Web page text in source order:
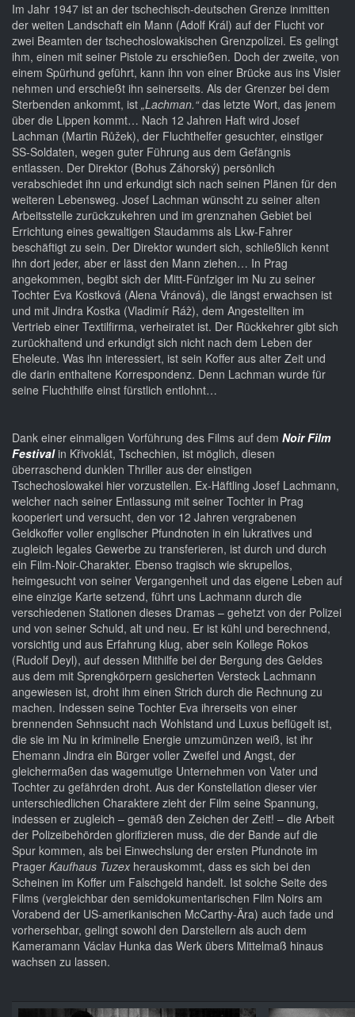
Im Jahr 1947 ist an der tschechisch-deutschen Grenze inmitten
der weiten Landschaft ein Mann (Adolf Král) auf der Flucht vor
zwei Beamten der tschechoslowakischen Grenzpolizei. Es gelingt
ihm, einen mit seiner Pistole zu erschießen. Doch der zweite, von
einem Spürhund geführt, kann ihn von einer Brücke aus ins Visier
nehmen und erschießt ihn seinerseits. Als der Grenzer bei dem
Sterbenden ankommt, ist „Lachman.“das letzte Wort, das jenem
über die Lippen kommt… Nach 12 Jahren Haft wird Josef
Lachman (Martin Růžek), der Fluchthelfer gesuchter, einstiger
SS-Soldaten, wegen guter Führung aus dem Gefängnis
entlassen. Der Direktor (Bohus Záhorský) persönlich
verabschiedet ihn und erkundigt sich nach seinen Plänen für den
weiteren Lebensweg. Josef Lachman wünscht zu seiner alten
Arbeitsstelle zurückzukehren und im grenznahen Gebiet bei
Errichtung eines gewaltigen Staudamms als Lkw-Fahrer
beschäftigt zu sein. Der Direktor wundert sich, schließlich kennt
ihn dort jeder, aber er lässt den Mann ziehen… In Prag
angekommen, begibt sich der Mitt-Fünfziger im Nu zu seiner
Tochter Eva Kostková (Alena Vránová), die längst erwachsen ist
und mit Jindra Kostka (Vladimír Ráẑ), dem Angestellten im
Vertrieb einer Textilfirma, verheiratet ist. Der Rückkehrer gibt sich
zurückhaltend und erkundigt sich nicht nach dem Leben der
Eheleute. Was ihn interessiert, ist sein Koffer aus alter Zeit und
die darin enthaltene Korrespondenz. Denn Lachman wurde für
seine Fluchthilfe einst fürstlich entlohnt…
Dank einer einmaligen Vorführung des Films auf dem Noir Film
Festival in Křivoklát, Tschechien, ist möglich, diesen
überraschend dunklen Thriller aus der einstigen
Tschechoslowakei hier vorzustellen. Ex-Häftling Josef Lachmann,
welcher nach seiner Entlassung mit seiner Tochter in Prag
kooperiert und versucht, den vor 12 Jahren vergrabenen
Geldkoffer voller englischer Pfundnoten in ein lukratives und
zugleich legales Gewerbe zu transferieren, ist durch und durch
ein Film-Noir-Charakter. Ebenso tragisch wie skrupellos,
heimgesucht von seiner Vergangenheit und das eigene Leben auf
eine einzige Karte setzend, führt uns Lachmann durch die
verschiedenen Stationen dieses Dramas – gehetzt von der Polizei
und von seiner Schuld, alt und neu. Er ist kühl und berechnend,
vorsichtig und aus Erfahrung klug, aber sein Kollege Rokos
(Rudolf Deyl), auf dessen Mithilfe bei der Bergung des Geldes
aus dem mit Sprengkörpern gesicherten Versteck Lachmann
angewiesen ist, droht ihm einen Strich durch die Rechnung zu
machen. Indessen seine Tochter Eva ihrerseits von einer
brennenden Sehnsucht nach Wohlstand und Luxus beflügelt ist,
die sie im Nu in kriminelle Energie umzumünzen weiß, ist ihr
Ehemann Jindra ein Bürger voller Zweifel und Angst, der
gleichermaßen das wagemutige Unternehmen von Vater und
Tochter zu gefährden droht. Aus der Konstellation dieser vier
unterschiedlichen Charaktere zieht der Film seine Spannung,
indessen er zugleich – gemäß den Zeichen der Zeit! – die Arbeit
der Polizeibehörden glorifizieren muss, die der Bande auf die
Spur kommen, als bei Einwechslung der ersten Pfundnote im
Prager Kaufhaus Tuzex herauskommt, dass es sich bei den
Scheinen im Koffer um Falschgeld handelt. Ist solche Seite des
Films (vergleichbar den semidokumentarischen Film Noirs am
Vorabend der US-amerikanischen McCarthy-Ära) auch fade und
vorhersehbar, gelingt sowohl den Darstellern als auch dem
Kameramann Václav Hunka das Werk übers Mittelmaß hinaus
wachsen zu lassen.